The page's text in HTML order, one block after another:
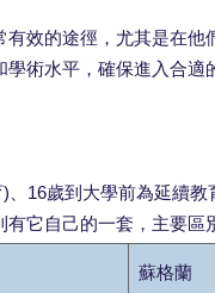
效的途徑，尤其是在他
術水平，確保進入合適
16歲到大學前為延續
它自己的一套，主要區
蘇格蘭